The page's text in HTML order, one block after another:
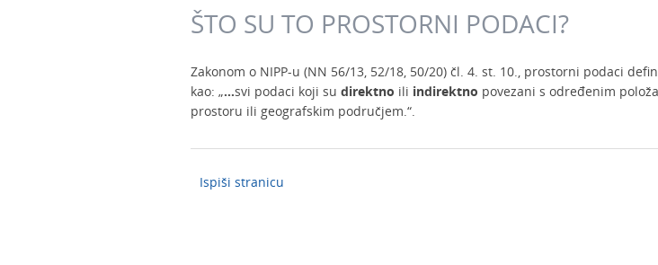
ŠTO SU TO PROSTORNI PODACI?
Zakonom o NIPP-u (NN 56/13, 52/18, 50/20) čl. 4. st. 10., prostorni podaci
kao: „…svi podaci koji su direktno ili indirektno povezani s određenim
prostoru ili geografskim područjem.“.
Ispiši stranicu